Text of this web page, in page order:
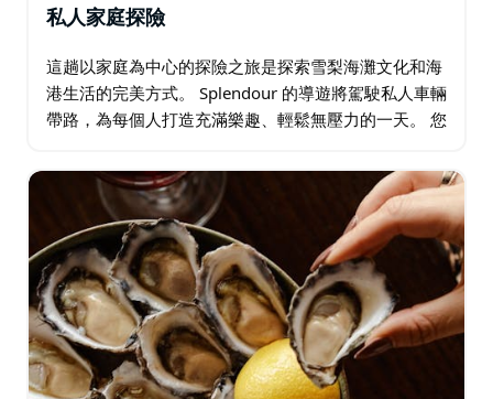
私人家庭探險
這趟以家庭為中心的探險之旅是探索雪梨海灘文化和海
港生活的完美方式。 Splendour 的導遊將駕駛私人車輛
帶路，為每個人打造充滿樂趣、輕鬆無壓力的一天。 您
(Bondi Beach)…